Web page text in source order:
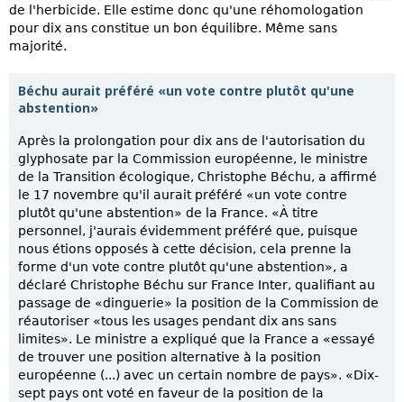
de l'herbicide. Elle estime donc qu'une réhomologation
pour dix ans constitue un bon équilibre. Même sans
majorité.
Béchu aurait préféré «un vote contre plutôt qu'une
abstention»
Après la prolongation pour dix ans de l'autorisation du
glyphosate par la Commission européenne, le ministre
de la Transition écologique, Christophe Béchu, a affirmé
le 17 novembre qu'il aurait préféré «un vote contre
plutôt qu'une abstention» de la France. «À titre
personnel, j'aurais évidemment préféré que, puisque
nous étions opposés à cette décision, cela prenne la
forme d'un vote contre plutôt qu'une abstention», a
déclaré Christophe Béchu sur France Inter, qualifiant au
passage de «dinguerie» la position de la Commission de
réautoriser «tous les usages pendant dix ans sans
limites». Le ministre a expliqué que la France a «essayé
de trouver une position alternative à la position
européenne (...) avec un certain nombre de pays». «Dix-
sept pays ont voté en faveur de la position de la